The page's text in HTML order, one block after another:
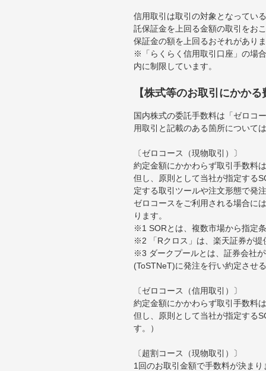
信用取引は取引の対象となってい
託保証金を上回る金額の取引をお
保証金の額を上回るおそれがあり
※「らくらく信用取引口座」の場
内に制限しています。
【株式等のお取引にかかる
国内株式の委託手数料は「ゼロコ
用取引と記載のある箇所について
〔ゼロコース（現物取引）〕
約定金額にかかわらず取引手数料
但し、原則として当社が指定する
定する取引ツールや注文形態で発
ゼロコースをご利用される場合に
ります。
※1 SORとは、複数市場から指定
※2 「Rクロス」は、楽天証券が
※3 ダークプールとは、証券会社
(ToSTNeT)に発注を行い約定させ
〔ゼロコース（信用取引）〕
約定金額にかかわらず取引手数料
但し、原則として当社が指定する
す。）
〔超割コース（現物取引）〕
1回のお取引金額で手数料が決まり